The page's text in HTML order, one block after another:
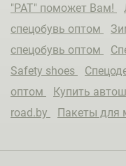
"РАТ" поможет Вам!
спецобувь оптом
спецобувь оптом
Safety shoes
оптом
Купить
road.by
Пакеты для